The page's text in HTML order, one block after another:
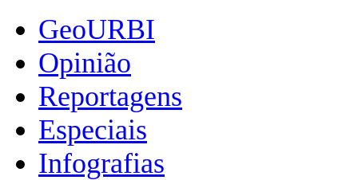
GeoURBI
Opinião
Reportagens
Especiais
Infografias